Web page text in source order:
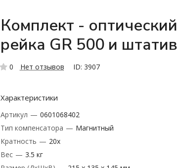
Комплект -
рейка GR 500 и
0 Нет отзывов ID: 3907
Характеристики
Артикул — 0601068402
Тип компенсатора — Магнитный
Кратность — ‎20х
Вес — 3.5 кг